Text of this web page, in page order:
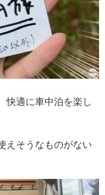
快適に車中泊を楽し
えそうなものがない